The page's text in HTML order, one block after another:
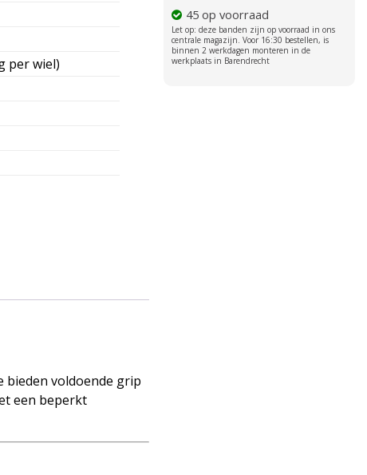
per wiel)
45 op voorraad
bieden voldoende grip
een beperkt